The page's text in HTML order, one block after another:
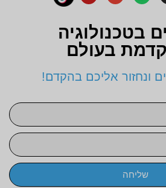
בטכנולוגיה
בעולם
ונחזור אליכם בהקדם!
שליחה